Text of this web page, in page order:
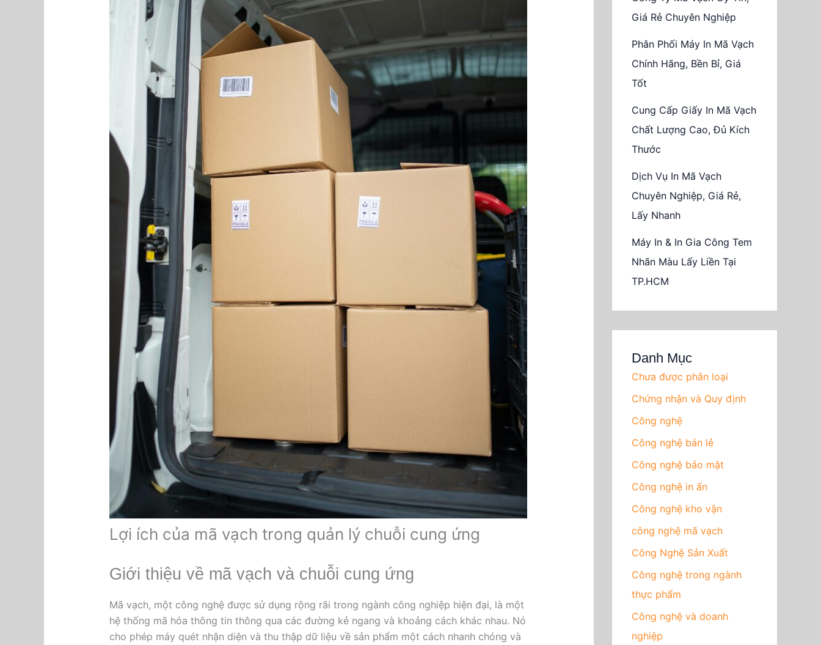
Lợi ích của mã vạch trong quản lý chuỗi cung ứng
Giới thiệu về mã vạch và chuỗi cung ứng
Mã vạch, một công nghệ được sử dụng rộng rãi trong ngành công nghiệp hiện đại, là một
hệ thống mã hóa thông tin thông qua các đường kẻ ngang và khoảng cách khác nhau. Nó
cho phép máy quét nhận diện và thu thập dữ liệu về sản phẩm một cách nhanh chóng và
Giá Rẻ Chuyên Nghiệp
Phân Phối Máy In Mã Vạch
Chính Hãng, Bền Bỉ, Giá
Tốt
Cung Cấp Giấy In Mã Vạch
Chất Lượng Cao, Đủ Kích
Thước
Dịch Vụ In Mã Vạch
Chuyên Nghiệp, Giá Rẻ,
Lấy Nhanh
Máy In & In Gia Công Tem
Nhãn Màu Lấy Liền Tại
TP.HCM
Danh Mục
Chưa được phân loại
Chứng nhận và Quy định
Công nghệ
Công nghệ bán lẻ
Công nghệ bảo mật
Công nghệ in ấn
Công nghệ kho vận
công nghệ mã vạch
Công Nghệ Sản Xuất
Công nghệ trong ngành
thực phẩm
Công nghệ và doanh
nghiệp